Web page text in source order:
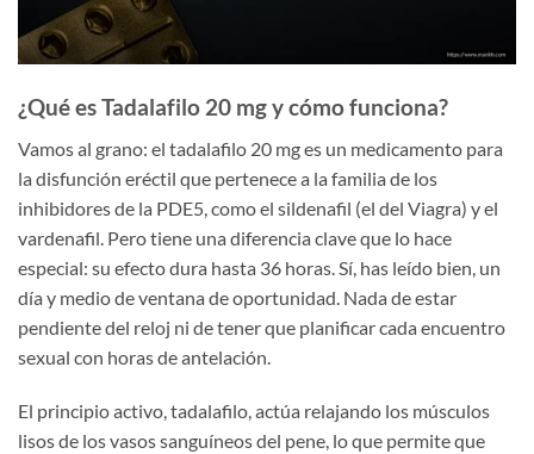
¿Qué es Tadalafilo 20 mg y cómo funciona?
Vamos al grano: el tadalafilo 20 mg es un medicamento para
la disfunción eréctil que pertenece a la familia de los
inhibidores de la PDE5, como el sildenafil (el del Viagra) y el
vardenafil. Pero tiene una diferencia clave que lo hace
especial: su efecto dura hasta 36 horas. Sí, has leído bien, un
día y medio de ventana de oportunidad. Nada de estar
pendiente del reloj ni de tener que planificar cada encuentro
sexual con horas de antelación.
El principio activo, tadalafilo, actúa relajando los músculos
lisos de los vasos sanguíneos del pene, lo que permite que